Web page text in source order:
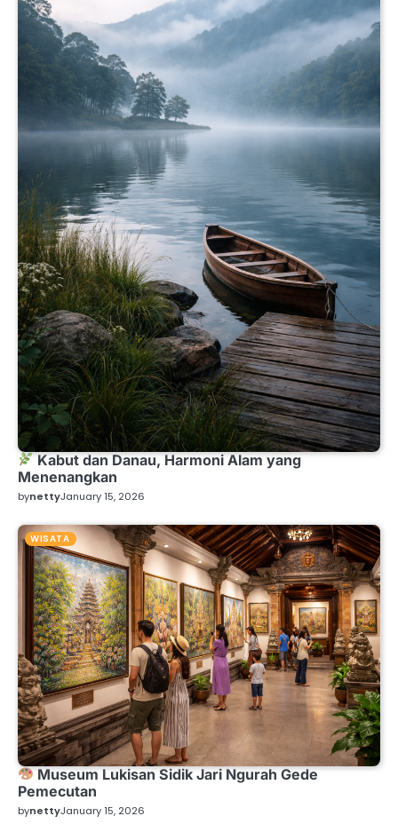
Kabut dan Danau, Harmoni Alam yang
Menenangkan
bynettyJanuary 15, 2026
WISATA
Museum Lukisan Sidik Jari Ngurah Gede
Pemecutan
bynettyJanuary 15, 2026